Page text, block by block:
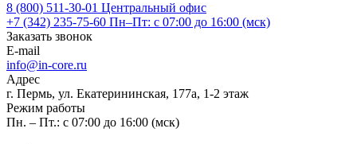
8 (800) 511-30-01 Центральный офис
+7 (342) 235-75-60 Пн–Пт: с 07:00 до 16:00 (мск)
Заказать звонок
E-mail
info@in-core.ru
Адрес
г. Пермь, ул. ​Екатерининская, 177а, ​1-2 этаж
Режим работы
Пн. – Пт.: с 07:00 до 16:00 (мск)